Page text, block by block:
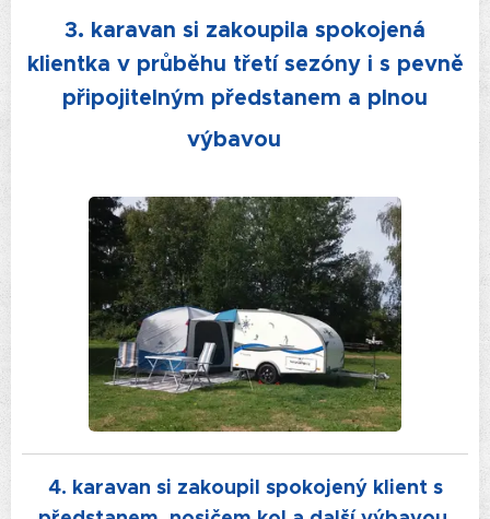
3. karavan si zakoupila spokojená
klientka v průběhu třetí sezóny i s pevně
připojitelným předstanem a plnou
výbavou
4. karavan si zakoupil spokojený klient s